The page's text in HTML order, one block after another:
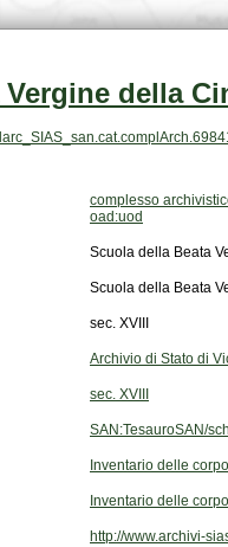
della
complesso
oad:uod
Scuola della Beata
Scuola della Beata
sec. XVIII
Archivio di Stato di
sec. XVIII
SAN:TesauroSAN/
Inventario delle
Inventario delle
http://www.archivi-